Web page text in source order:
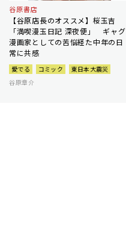
谷原書店
【谷原店長のオススメ】桜玉吉
「満喫漫玉日記 深夜便」 ギャグ
漫画家としての苦悩経た中年の日
常に共感
愛でる コミック
東日本大震災
谷原章介